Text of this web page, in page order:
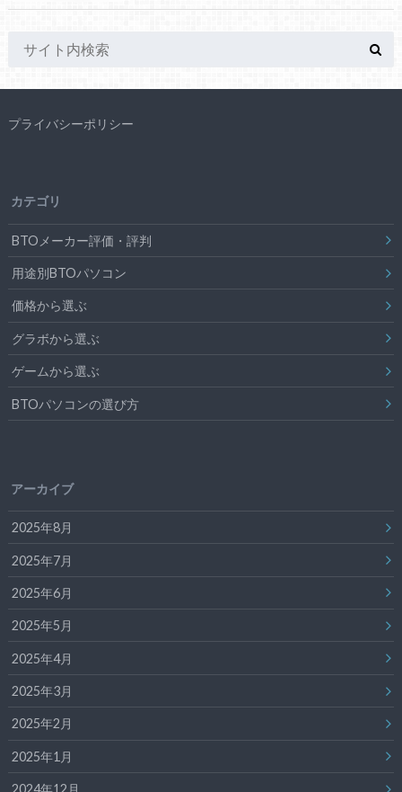
プライバシーポリシー
カテゴリ
BTOメーカー評価・評判
用途別BTOパソコン
価格から選ぶ
グラボから選ぶ
ゲームから選ぶ
BTOパソコンの選び方
アーカイブ
2025年8月
2025年7月
2025年6月
2025年5月
2025年4月
2025年3月
2025年2月
2025年1月